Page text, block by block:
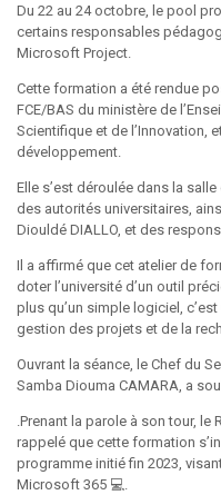
Du 22 au 24 octobre, le pool
certains responsables
Microsoft Project.
Cette formation a été rendue
FCE/BAS du ministère de
Scientifique et de l’Innovation,
développement.
Elle s’est déroulée dans la
des autorités universitaires,
Diouldé DIALLO, et des
Il a affirmé que cet atelier de
doter l’université d’un outil
plus qu’un simple logiciel,
gestion des projets et de la
Ouvrant la séance, le Chef du
Samba Diouma CAMARA, a
.Prenant la parole à son tour, le
rappelé que cette formation
programme initié fin 2023,
Microsoft 365 💻.